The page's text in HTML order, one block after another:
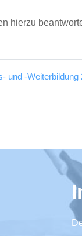
hierzu
und -Weiterbildung